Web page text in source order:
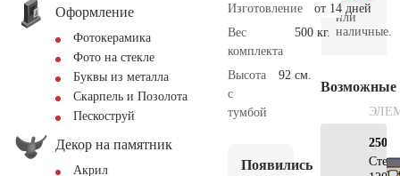
Оформление
Фотокерамика
Фото на стекле
Буквы из металла
Скарпель и Позолота
Пескоструй
Декор на памятник
Акрил
Изготовление
от 14 дней
Вес
комплекта
500 кг.
Высота
с
тумбой
92 см.
Появились
или
наличные.
Возможные